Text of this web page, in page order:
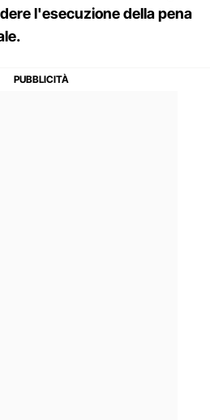
l'esecuzione della pena